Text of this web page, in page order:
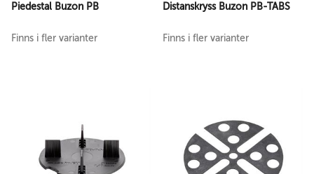
Piedestal Buzon PB
Finns i fler varianter
Distanskryss Buzon PB-TABS
Finns i fler varianter